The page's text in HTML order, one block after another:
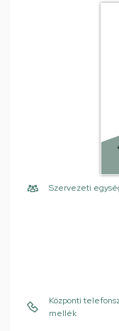
Szervezeti
Központi
mellék